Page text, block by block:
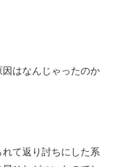
はなんじゃったのか
て返り討ちにした系